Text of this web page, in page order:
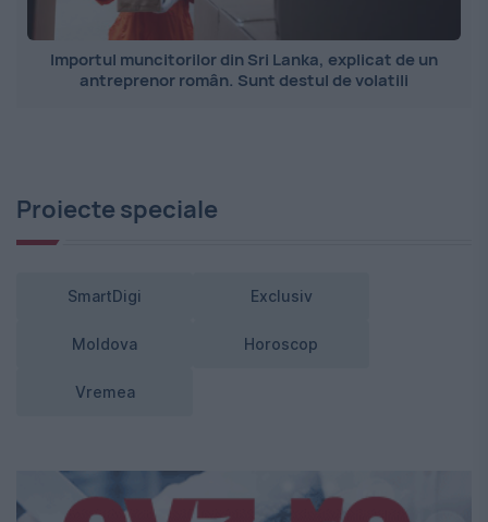
Importul muncitorilor din Sri Lanka, explicat de un
antreprenor român. Sunt destul de volatili
Proiecte speciale
SmartDigi Exclusiv
Moldova Horoscop
Vremea